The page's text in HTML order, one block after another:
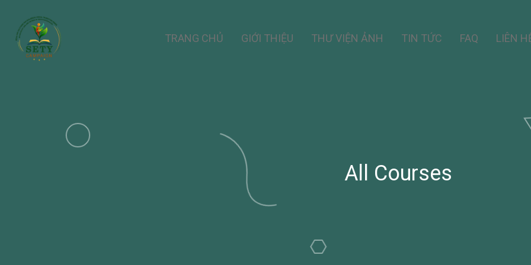
TRANG CHỦ GIỚI THIỆU THƯ VIỆN ẢNH TIN TỨC FAQ LIÊN
All Courses